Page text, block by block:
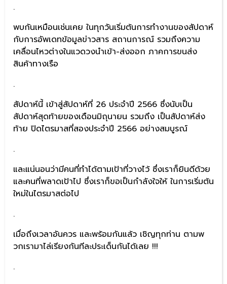
.
พบกันเหมือนเช่นเคย ในทุกวันเริ่มต้นการทำงานของสัปดาห์
กับการอัพเดทข้อมูลข่าวสาร สถานการณ์ รวมถึงความ
เคลื่อนไหวต่างในแวดวงนำเข้า-ส่งออก ภาคการขนส่ง
สินค้าทางเรือ
.
สัปดาห์นี้ เข้าสู่สัปดาห์ที่ 26 ประจำปี 2566 ซึ่งนับเป็น
สัปดาห์สุดท้ายของเดือนมิถุนายน รวมถึง เป็นสัปดาห์ส่ง
ท้าย ปิดไตรมาสที่สองประจำปี 2566 อย่างสมบูรณ์
.
และแน่นอนว่ามีคนที่ทำได้ตามเป้าที่วางไว้ ซึ่งเราก็ยินดีด้วย
และคนที่พลาดเป้าไป ซึ่งเราก็ขอเป็นกำลังใจให้ ในการเริ่มต้น
ใหม่ในไตรมาสต่อไป
.
เมื่อถึงเวลาอันควร และพร้อมกันแล้ว เชิญทุกท่าน ตามพ
วกเรามาไล่เรียงกันทีละประเด็นกันได้เลย !!!
.